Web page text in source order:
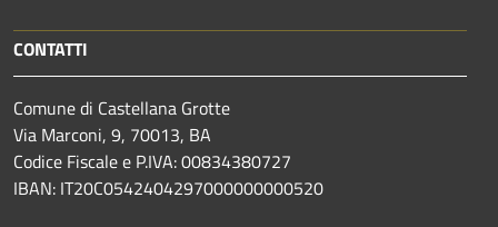
CONTATTI
Comune di Castellana Grotte
Via Marconi, 9, 70013, BA
Codice Fiscale e P.IVA: 00834380727
IBAN: IT20C0542404297000000000520